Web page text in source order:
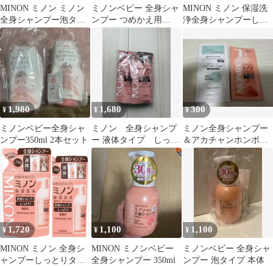
MINON ミノン ミノン
全身シャンプー泡タイ
プ 詰替え 400mL 無香
料 ボディケア ボディソ
ープ ハンドソープ 石け
ん[ネコポス]
ミノンベビー 全身シャ
ンプー つめかえ用
MINON ミノン 保湿洗
浄全身シャンプーしっ
セット
¥1,980
ミノンベビー全身シャ
ンプー350ml 2本セット
¥ 1,680
ミノン 全身シャンプ
ー 液体タイプ しっと
り 詰替 380mL ×2
¥300
ミノン全身シャンプー
＆アカチャンホンポベ
ビーローション
¥1,720
MINON ミノン 全身シ
ャンプーしっとりタイ
¥ 1,100
MINON ミノンベビー
全身シャンプー 350ml
¥ 1,100
ミノンベビー 全身シャ
ンプー 泡タイプ 本体